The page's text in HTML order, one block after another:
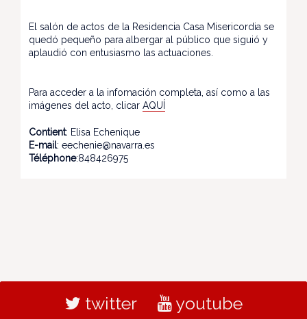
El salón de actos de la Residencia Casa Misericordia se
quedó pequeño para albergar al público que siguió y
aplaudió con entusiasmo las actuaciones.
Para acceder a la infomación completa, así como a las
imágenes del acto, clicar AQUÍ
Contient: Elisa Echenique
E-mail: eechenie@navarra.es
Téléphone:848426975
twitter youtube